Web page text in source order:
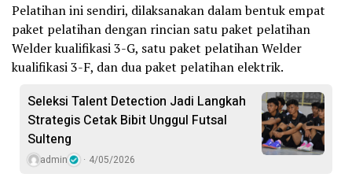
Pelatihan ini sendiri, dilaksanakan dalam bentuk empat
paket pelatihan dengan rincian satu paket pelatihan
Welder kualifikasi 3-G, satu paket pelatihan Welder
kualifikasi 3-F, dan dua paket pelatihan elektrik.
Seleksi Talent Detection Jadi Langkah
Strategis Cetak Bibit Unggul Futsal
Sulteng
admin 4/05/2026